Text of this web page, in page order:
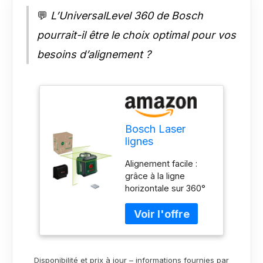
💬 L’UniversalLevel 360 de Bosch
pourrait-il être le choix optimal pour vos
besoins d’alignement ?
Bosch Laser
lignes
360 (laser lignes
vertical et
horizontal avec
laser à 360° pour
un alignement
dans toute la
pièce, dans boîte
Alignement facile :
grâce à la ligne
horizontale sur 360°
120°, les utilisateurs
peuvent aligner avec
précision des objets
Disponibilité et prix à jour – informations fournies par